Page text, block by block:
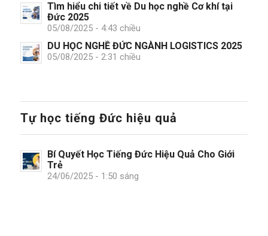
Tìm hiểu chi tiết về Du học nghề Cơ khí tại
Đức 2025
05/08/2025 - 4:43 chiều
DU HỌC NGHỀ ĐỨC NGÀNH LOGISTICS 2025
05/08/2025 - 2:31 chiều
Tự học tiếng Đức hiệu quả
Bí Quyết Học Tiếng Đức Hiệu Quả Cho Giới
Trẻ
24/06/2025 - 1:50 sáng